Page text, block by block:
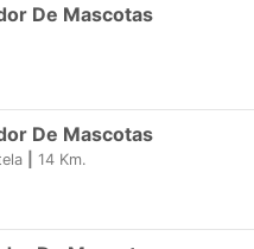
De Mascotas
De Mascotas
14 Km.